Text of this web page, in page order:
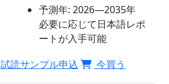
予測年: 2026―2035年
必要に応じて日本語レポ
ートが入手可能
試読サンプル申込 今買う